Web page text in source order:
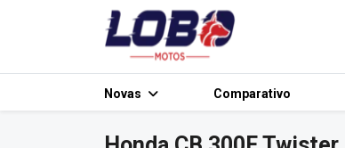
Novas Comparativo